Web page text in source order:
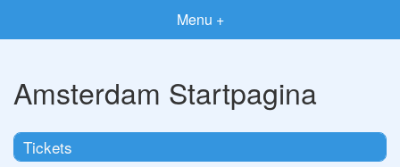
Menu +
Amsterdam Startpagina
Tickets